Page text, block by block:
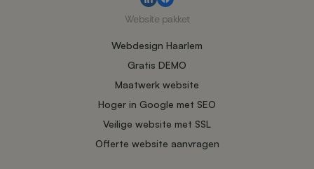
Website pakket
Webdesign Haarlem
Gratis DEMO
Maatwerk website
Hoger in Google met SEO
Veilige website met SSL
Offerte website aanvragen